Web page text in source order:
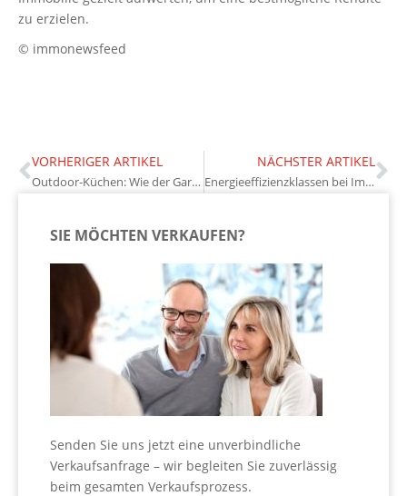
zu erzielen.
© immonewsfeed
VORHERIGER ARTIKEL
Outdoor-Küchen: Wie der Garten zur Wohnraumerweiterung wird
NÄCHSTER ARTIKEL
Energieeffizienzklassen bei Immobilien: Was Käufer und Eigentümer wissen sollten
SIE MÖCHTEN VERKAUFEN?
Senden Sie uns jetzt eine unverbindliche
Verkaufsanfrage – wir begleiten Sie zuverlässig
beim gesamten Verkaufsprozess.